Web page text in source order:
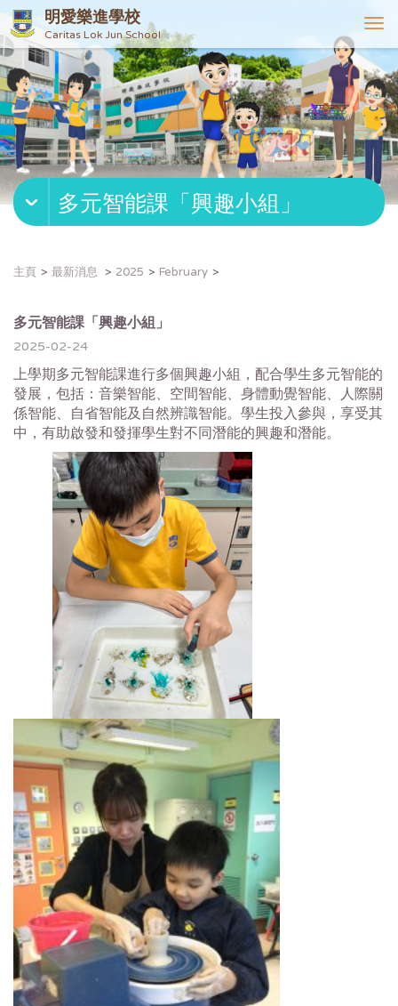
明愛樂進學校
Caritas Lok Jun School
T
o
g
g
l
e
n
v
g
多元智能課「興趣小組」
主頁 最新消息 2025 February
多元智能課「興趣小組」
2025-02-24
上學期多元智能課進行多個興趣小組，配合學生多元智能的
發展，包括：音樂智能、空間智能、身體動覺智能、人際關
係智能、自省智能及自然辨識智能。學生投入參與，享受其
中，有助啟發和發揮學生對不同潛能的興趣和潛能。